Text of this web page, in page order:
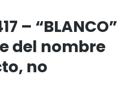
– “BLANCO”
del nombre
no